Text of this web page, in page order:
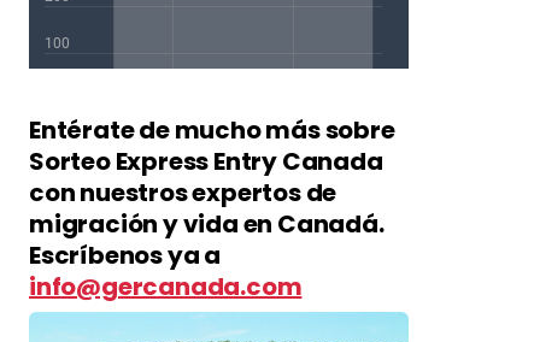
Entérate de mucho más sobre
Sorteo Express Entry Canada
con nuestros expertos de
migración y vida en Canadá.
Escríbenos ya a
info@gercanada.com